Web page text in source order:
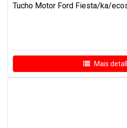
Tucho Motor Ford Fiesta/ka/
Mais